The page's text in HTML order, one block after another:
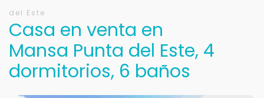
del Este
Casa en venta en
Mansa Punta del Este, 4
dormitorios, 6 baños